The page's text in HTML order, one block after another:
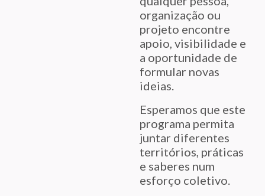
organização ou
projeto encontre
apoio, visibilidade e
a oportunidade de
formular novas
ideias.
Esperamos que este
programa permita
juntar diferentes
territórios, práticas
e saberes num
esforço coletivo.